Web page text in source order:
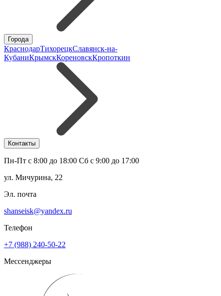
Города
КраснодарТихорецкСлавянск-на-
КубаниКрымскКореновскКропоткин
Контакты
Пн-Пт с 8:00 до 18:00 Сб с 9:00 до 17:00
ул. Мичурина, 22
Эл. почта
shanseisk@yandex.ru
Телефон
+7 (988) 240-50-22
Мессенджеры